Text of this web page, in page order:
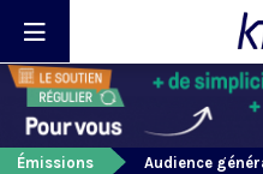
Émissions
Audience